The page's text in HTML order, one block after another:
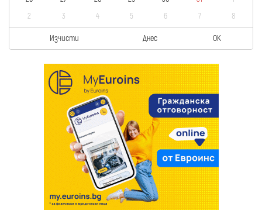
2
3 4 5 6 7 8
Изчисти Днес OK